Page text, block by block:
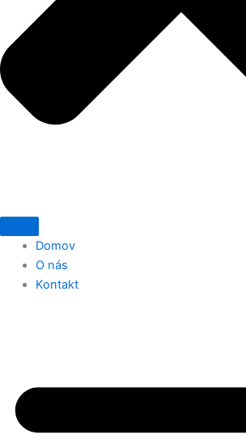
Domov
O nás
Kontakt